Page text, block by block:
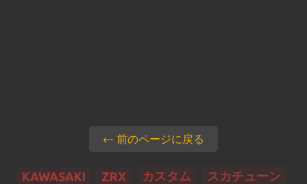
← 前のページに戻る
KAWASAKI ZRX カスタム
スカチューン